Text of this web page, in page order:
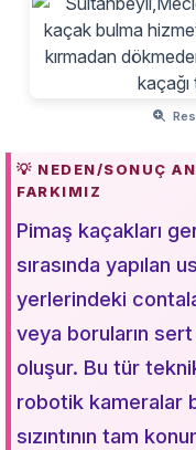
💡 NEDEN/SONUÇ
FARKIMIZ
Pimaş kaçakları
sırasında yapılan
yerlerindeki
veya boruların
oluşur. Bu tür
robotik kameralar
sızıntının tam